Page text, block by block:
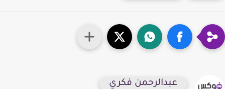
عبدالرحمن فكري